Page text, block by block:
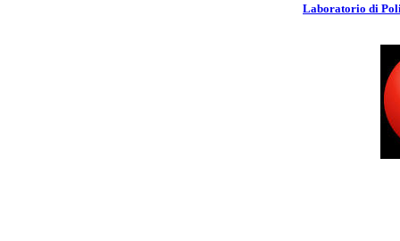
Laboratorio di